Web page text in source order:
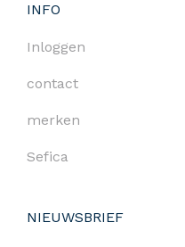
INFO
Inloggen
contact
merken
Sefica
NIEUWSBRIEF